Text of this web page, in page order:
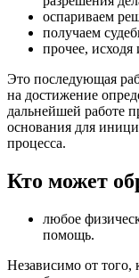
оспариваем
получаем
прочее, исходя
Это последующая
на достижение
дальнейшей работе
основания для
процесса.
Кто может
любое
помощь.
Независимо от того,